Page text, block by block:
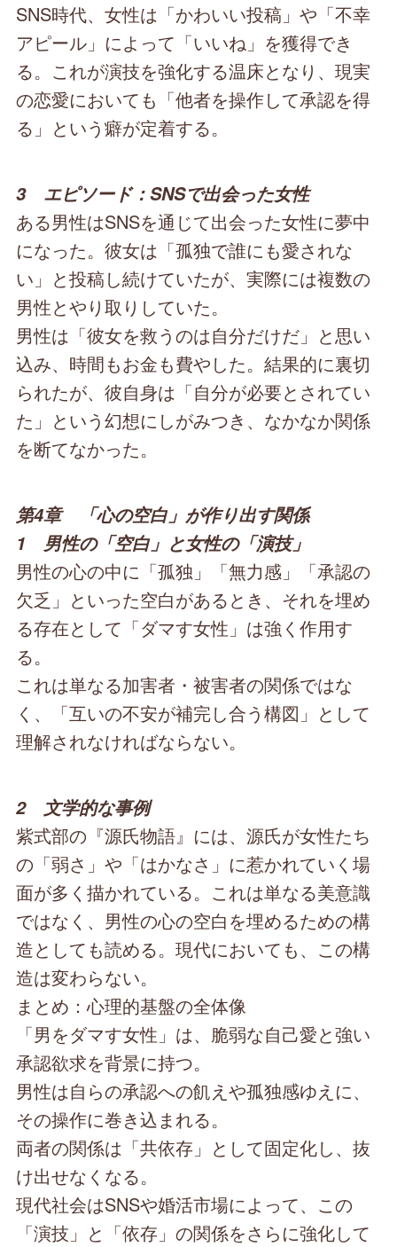
SNS時代、女性は「かわいい投稿」や「不幸
アピール」によって「いいね」を獲得でき
る。これが演技を強化する温床となり、現実
の恋愛においても「他者を操作して承認を得
る」という癖が定着する。
3 エピソード：SNSで出会った女性
ある男性はSNSを通じて出会った女性に夢中
になった。彼女は「孤独で誰にも愛されな
い」と投稿し続けていたが、実際には複数の
男性とやり取りしていた。
男性は「彼女を救うのは自分だけだ」と思い
込み、時間もお金も費やした。結果的に裏切
られたが、彼自身は「自分が必要とされてい
た」という幻想にしがみつき、なかなか関係
を断てなかった。
第4章 「心の空白」が作り出す関係
1 男性の「空白」と女性の「演技」
男性の心の中に「孤独」「無力感」「承認の
欠乏」といった空白があるとき、それを埋め
る存在として「ダマす女性」は強く作用す
る。
これは単なる加害者・被害者の関係ではな
く、「互いの不安が補完し合う構図」として
理解されなければならない。
2 文学的な事例
紫式部の『源氏物語』には、源氏が女性たち
の「弱さ」や「はかなさ」に惹かれていく場
面が多く描かれている。これは単なる美意識
ではなく、男性の心の空白を埋めるための構
造としても読める。現代においても、この構
造は変わらない。
まとめ：心理的基盤の全体像
「男をダマす女性」は、脆弱な自己愛と強い
承認欲求を背景に持つ。
男性は自らの承認への飢えや孤独感ゆえに、
その操作に巻き込まれる。
両者の関係は「共依存」として固定化し、抜
け出せなくなる。
現代社会はSNSや婚活市場によって、この
「演技」と「依存」の関係をさらに強化して